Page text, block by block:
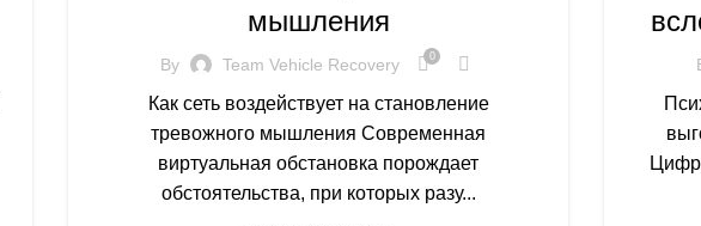
мышления
By Team Vehicle Recovery 0
Как сеть воздействует на становление
тревожного мышления Современная
виртуальная обстановка порождает
обстоятельства, при которых разу...